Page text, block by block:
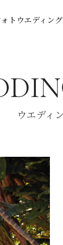
ォトウエディング
ウエディ